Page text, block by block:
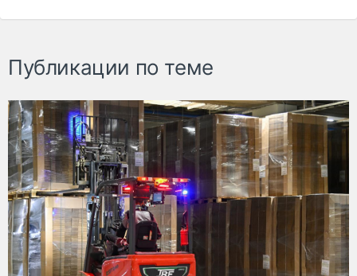
Публикации по теме